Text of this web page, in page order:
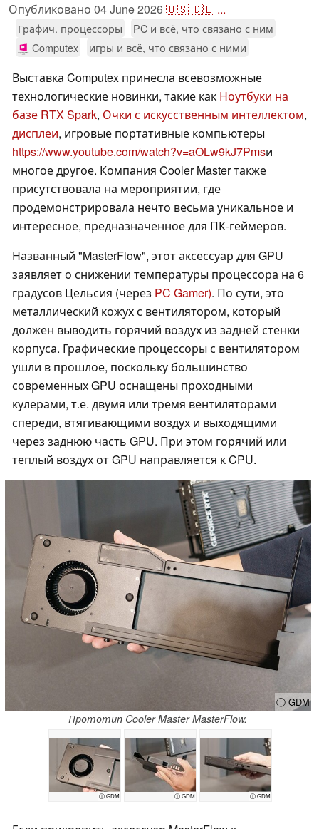
Опубликовано 04 June 2026🇺🇸🇩🇪 ...
Графич. процессоры
PC и всё, что связано с ним
Computex
игры и всё, что связано с ними
Выставка Computex принесла всевозможные
технологические новинки, такие как Ноутбуки на
базе RTX Spark, Очки с искусственным интеллектом,
дисплеи, игровые портативные компьютеры
https://www.youtube.com/watch?v=aOLw9kJ7Pmsи
многое другое. Компания Cooler Master также
присутствовала на мероприятии, где
продемонстрировала нечто весьма уникальное и
интересное, предназначенное для ПК-геймеров.
Названный "MasterFlow", этот аксессуар для GPU
заявляет о снижении температуры процессора на 6
градусов Цельсия (через PC Gamer). По сути, это
металлический кожух с вентилятором, который
должен выводить горячий воздух из задней стенки
корпуса. Графические процессоры с вентилятором
ушли в прошлое, поскольку большинство
современных GPU оснащены проходными
кулерами, т.е. двумя или тремя вентиляторами
спереди, втягивающими воздух и выходящими
через заднюю часть GPU. При этом горячий или
теплый воздух от GPU направляется к CPU.
ⓘ GDM
Прототип Cooler Master MasterFlow.
ⓘ GDM ⓘ GDM ⓘ GDM